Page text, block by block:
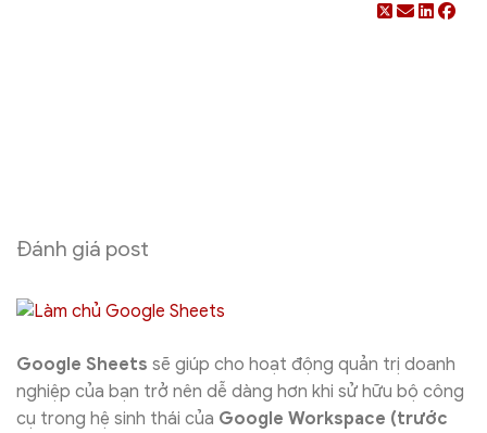
Đánh giá post
Google Sheets sẽ giúp cho hoạt động quản trị doanh
nghiệp của bạn trở nên dễ dàng hơn khi sử hữu bộ công
cụ trong hệ sinh thái của Google Workspace (trước